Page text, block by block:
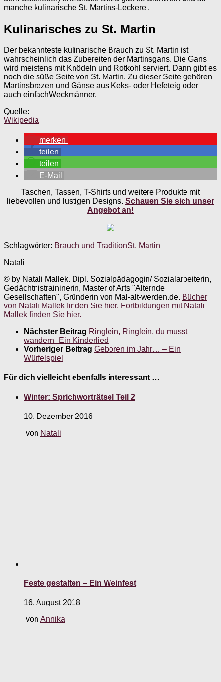
manche kulinarische St. Martins-Leckerei.
Kulinarisches zu St. Martin
Der bekannteste kulinarische Brauch zu St. Martin ist
wahrscheinlich das Zubereiten der Martinsgans. Die Gans
wird meistens mit Knödeln und Rotkohl serviert. Dann gibt es
noch die süße Seite von St. Martin. Zu dieser Seite gehören
Martinsbrezen und Gänse aus Keks- oder Hefeteig oder
auch einfachWeckmänner.
Quelle:
Wikipedia
merken
teilen
teilen
E-Mail
Taschen, Tassen, T-Shirts und weitere Produkte mit
liebevollen und lustigen Designs. Schauen Sie sich unser
Angebot an!
Schlagwörter: Brauch und TraditionSt. Martin
Natali
© by Natali Mallek. Dipl. Sozialpädagogin/ Sozialarbeiterin,
Gedächtnistraininerin, Master of Arts "Alternde
Gesellschaften", Gründerin von Mal-alt-werden.de. Bücher
von Natali Mallek finden Sie hier. Fortbildungen mit Natali
Mallek finden Sie hier.
Nächster Beitrag Ringlein, Ringlein, du musst
wandern- Ein Kinderlied
Vorheriger Beitrag Geboren im Jahr… – Ein
Würfelspiel
Für dich vielleicht ebenfalls interessant …
Winter: Sprichworträtsel Teil 2
10. Dezember 2016
von Natali
Feste gestalten – Ein Weinfest
16. August 2018
von Annika